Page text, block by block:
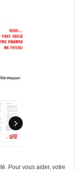
Pour vous aider, votre